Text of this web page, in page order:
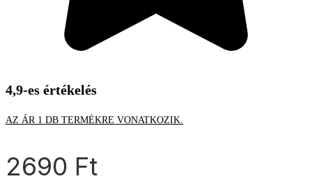
4,9-es értékelés
AZ ÁR 1 DB TERMÉKRE VONATKOZIK.
2690 Ft